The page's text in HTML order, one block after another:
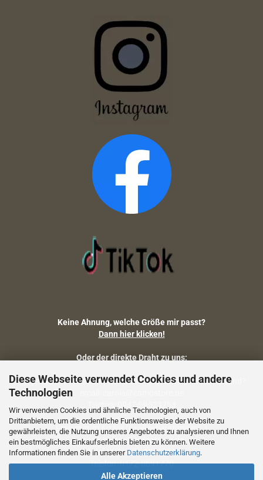
Diese Webseite verwendet Cookies und andere
Technologien
Wir verwenden Cookies und ähnliche Technologien, auch von
Drittanbietern, um die ordentliche Funktionsweise der Website zu
gewährleisten, die Nutzung unseres Angebotes zu analysieren und Ihnen
ein bestmögliches Einkaufserlebnis bieten zu können. Weitere
Informationen finden Sie in unserer Datenschutzerklärung.
Alle Akzeptieren
Keine Ahnung, welche Größe mir passt?
Dann hier klicken!
Oder der direkte Draht zu uns:
Fragen zu Artikelmaßen, Warenbestand, Lieferstatus, Versand?
Telefon: 09474-9523253
Fragen zum Artikel (Größenberatung etc.)
email: holger@camostore.de
Telefon: 09474-9523253
Telefon: 0172-8691770